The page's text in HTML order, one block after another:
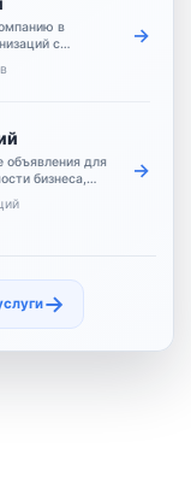
в
с
и ссылкой на
→
объявления для
бизнеса,
→
→